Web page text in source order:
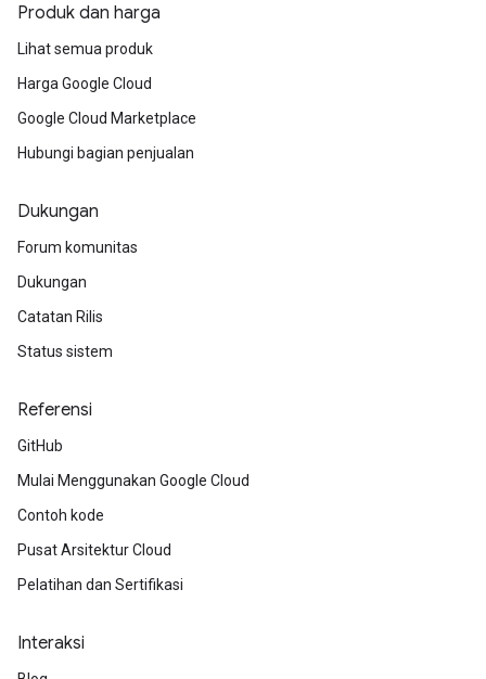
Produk dan harga
Lihat semua produk
Harga Google Cloud
Google Cloud Marketplace
Hubungi bagian penjualan
Dukungan
Forum komunitas
Dukungan
Catatan Rilis
Status sistem
Referensi
GitHub
Mulai Menggunakan Google Cloud
Contoh kode
Pusat Arsitektur Cloud
Pelatihan dan Sertifikasi
Interaksi